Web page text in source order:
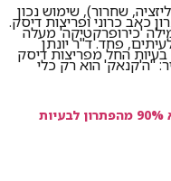
שחרור), שימוש נכון
כאב כרוני ופריצות דיסק.
'כירופרקטיקה' מעלה
פחד. ד"ר יונתן
החל מפריצות דיסק
"ה'קנאק' הוא רק כלי
ד"ר יונתן לברון: למה האבחון המקיף הוא 90% מהפתרון לבעיות